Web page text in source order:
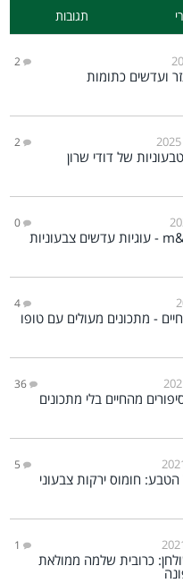
תגובות
2
ועדשים כתומות
2
של דודי שרון
0
עוגיות m&m - עוגיות עדשים צבעוניות
4
- מתכונים מעולים עם טופו
36
5
חומוס ירקות צבעוני
1
כרובית שלמה ממולאת